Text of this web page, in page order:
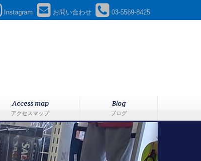
Instagram お問い合わせ 03-5569-8425
Access map
アクセスマップ
Blog
ブログ